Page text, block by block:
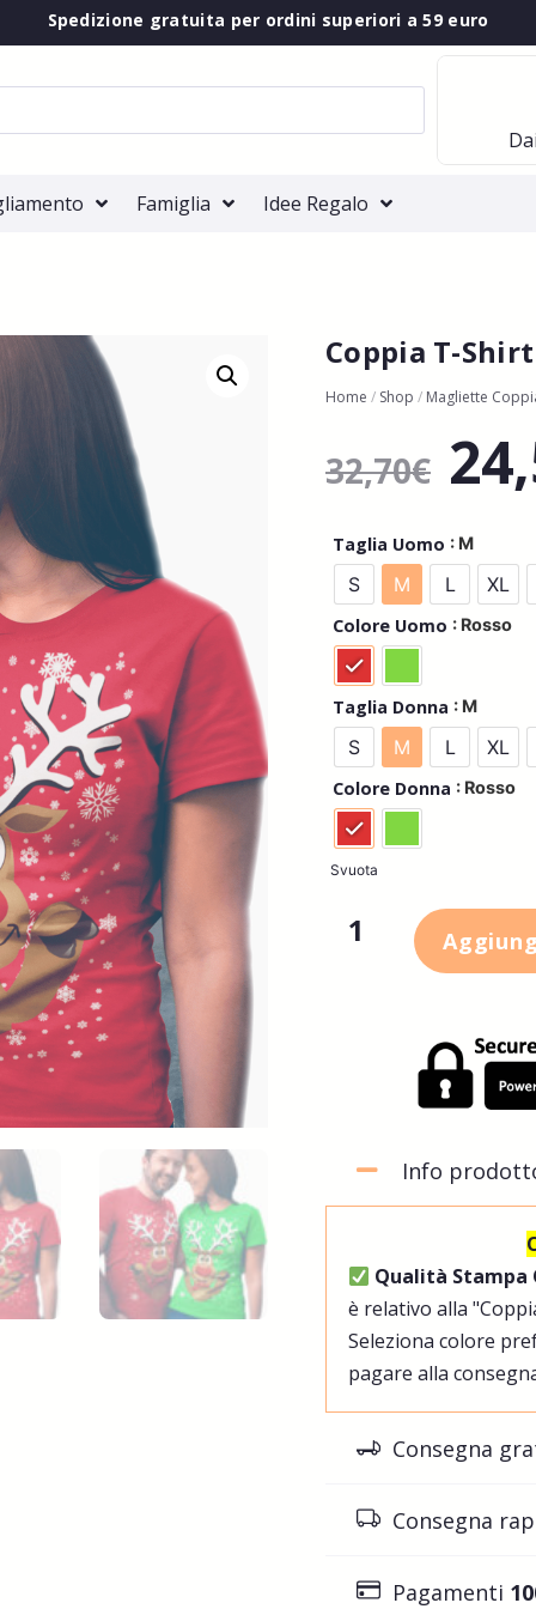
Spedizione gratuita per ordini superiori a 59 euro
Famiglia Idee Regalo
Coppia T-
Home / Shop / Magliette
32,70€
Taglia Uomo : M
S M L XL
Colore Uomo : Rosso
Taglia Donna : M
S M L XL
Colore Donna : Rosso
Svuota
Info
Qualità
è relativo alla
Seleziona colore
pagare alla
Consegna
Consegna
Pagamenti